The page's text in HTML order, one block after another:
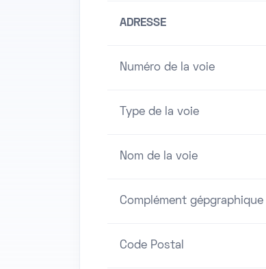
ADRESSE
Numéro de la voie
Type de la voie
Nom de la voie
Complément gépgraphique
Code Postal